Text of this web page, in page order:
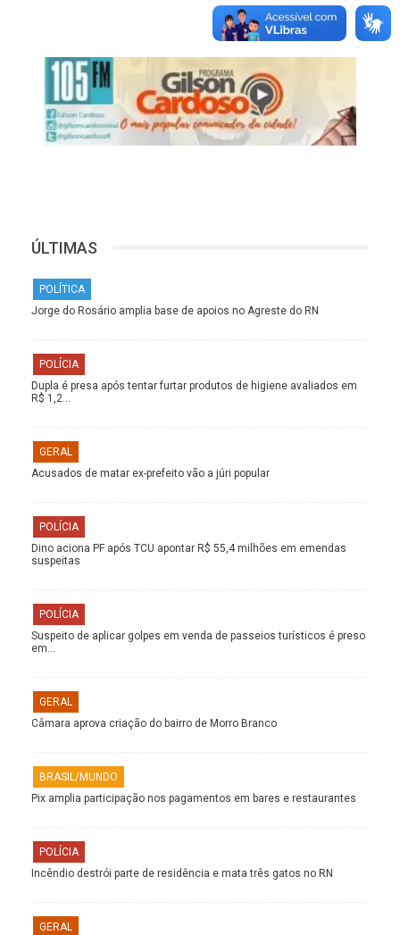
ÚLTIMAS
POLÍTICA
Jorge do Rosário amplia base de apoios no Agreste do RN
POLÍCIA
Dupla é presa após tentar furtar produtos de higiene avaliados em
R$ 1,2…
GERAL
Acusados de matar ex-prefeito vão a júri popular
POLÍCIA
Dino aciona PF após TCU apontar R$ 55,4 milhões em emendas
suspeitas
POLÍCIA
Suspeito de aplicar golpes em venda de passeios turísticos é preso
em…
GERAL
Câmara aprova criação do bairro de Morro Branco
BRASIL/MUNDO
Pix amplia participação nos pagamentos em bares e restaurantes
POLÍCIA
Incêndio destrói parte de residência e mata três gatos no RN
GERAL